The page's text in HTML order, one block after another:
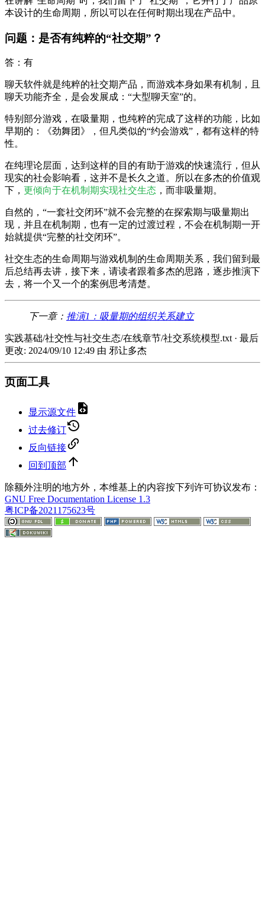
本设计的生命周期，所以可以在任何时期出现在产品中。
问题：是否有纯粹的“社交期”？
答：有
聊天软件就是纯粹的社交期产品，而游戏本身如果有机制，且
聊天功能齐全，是会发展成：“大型聊天室”的。
特别部分游戏，在吸量期，也纯粹的完成了这样的功能，比如
早期的：《劲舞团》，但凡类似的“约会游戏”，都有这样的特
性。
在纯理论层面，达到这样的目的有助于游戏的快速流行，但从
现实的社会影响看，这并不是长久之道。所以在多杰的价值观
下， 更倾向于在机制期实现社交生态 ，而非吸量期。
自然的，“一套社交闭环”就不会完整的在探索期与吸量期出
现，并且在机制期，也有一定的过渡过程，不会在机制期一开
始就提供“完整的社交闭环”。
社交生态的生命周期与游戏机制的生命周期关系，我们留到最
后总结再去讲，接下来，请读者跟着多杰的思路，逐步推演下
去，将一个又一个的案例思考清楚。
下一章： 推演1：吸量期的组织关系建立
实践基础/社交性与社交生态/在线章节/社交系统模型.txt · 最后
更改: 2024/09/10 12:49 由 邪让多杰
页面工具
显示源文件
过去修订
反向链接
回到顶部
除额外注明的地方外，本维基上的内容按下列许可协议发布：
GNU Free Documentation License 1.3
粤ICP备2021175623号